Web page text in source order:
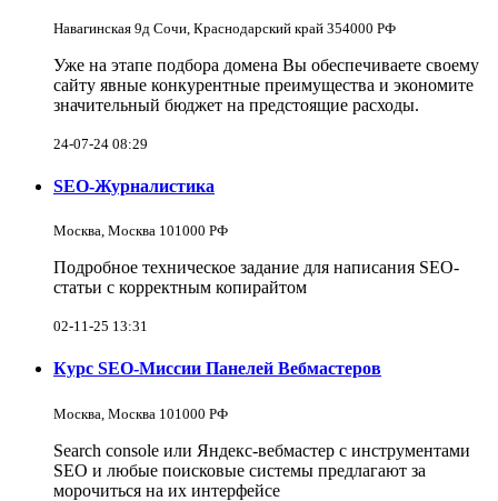
Навагинская 9д Сочи, Краснодарский край 354000 РФ
Уже на этапе подбора домена Вы обеспечиваете своему
сайту явные конкурентные преимущества и экономите
значительный бюджет на предстоящие расходы.
24-07-24 08:29
SEO-Журналистика
Москва, Москва 101000 РФ
Подробное техническое задание для написания SEO-
статьи с корректным копирайтом
02-11-25 13:31
Курс SEO-Миссии Панелей Вебмастеров
Москва, Москва 101000 РФ
Search console или Яндекс-вебмастер с инструментами
SEO и любые поисковые системы предлагают за
морочиться на их интерфейсе